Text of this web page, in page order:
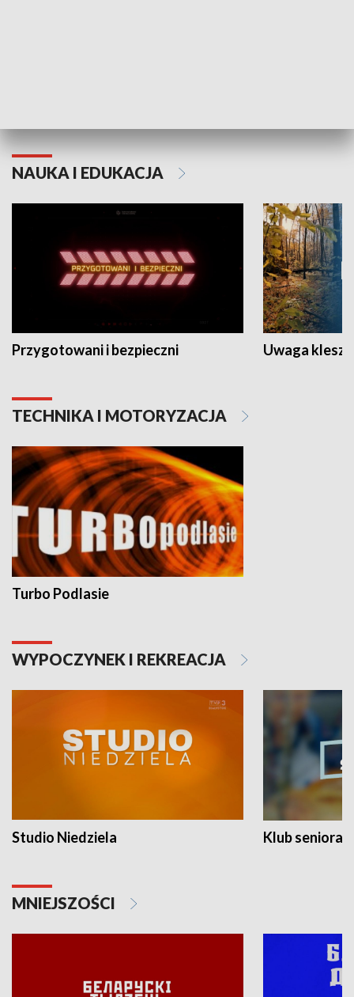
NAUKA I EDUKACJA
Przygotowani i bezpieczni Uwaga
TECHNIKA I MOTORYZACJA
Turbo Podlasie
WYPOCZYNEK I REKREACJA
Studio Niedziela Klub seniora
MNIEJSZOŚCI